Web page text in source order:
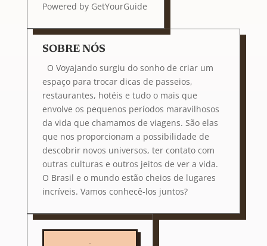
Powered by GetYourGuide
SOBRE NÓS
O Voyajando surgiu do sonho de criar um
espaço para trocar dicas de passeios,
restaurantes, hotéis e tudo o mais que
envolve os pequenos períodos maravilhosos
da vida que chamamos de viagens. São elas
que nos proporcionam a possibilidade de
descobrir novos universos, ter contato com
outras culturas e outros jeitos de ver a vida.
O Brasil e o mundo estão cheios de lugares
incríveis. Vamos conhecê-los juntos?